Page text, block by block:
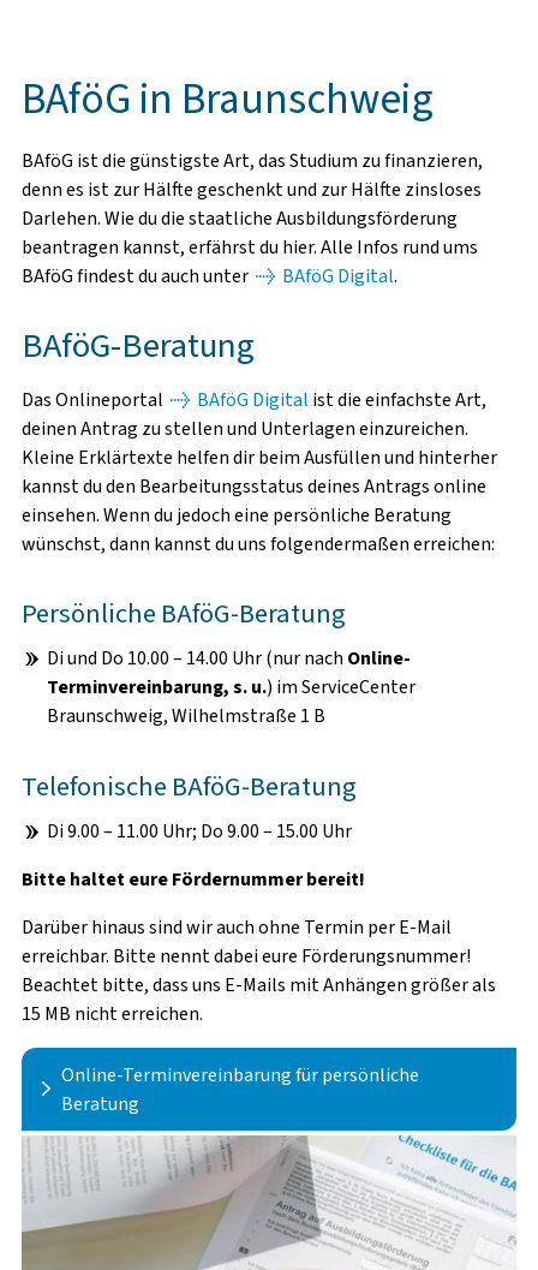
WISSENSWERTES
SOZIAL- UND
STUDIENFINANZIERUNGSBERATUNG
PSYCHOTHERAPEUTISCHE BERATUNG
RECHTSBERATUNG
KITA SPATZENNEST
KITA ZWERGE
FERIENBETREUUNG
FLEXIBLE KINDERBETREUUNG
ANKUNFT & ERSTE SCHRITTE
IM STUDIUM
NACH DEM STUDIUM
BAföG in Braunschweig
BAföG ist die günstigste Art, das Studium zu finanzieren,
denn es ist zur Hälfte geschenkt und zur Hälfte zinsloses
Darlehen. Wie du die staatliche Ausbildungsförderung
beantragen kannst, erfährst du hier. Alle Infos rund ums
BAföG findest du auch unter
BAföG Digital.
BAföG-Beratung
Das Onlineportal BAföG Digital ist die einfachste Art,
deinen Antrag zu stellen und Unterlagen einzureichen.
Kleine Erklärtexte helfen dir beim Ausfüllen und hinterher
kannst du den Bearbeitungsstatus deines Antrags online
einsehen. Wenn du jedoch eine persönliche Beratung
wünschst, dann kannst du uns folgendermaßen erreichen:
Persönliche BAföG-Beratung
Di und Do 10.00 – 14.00 Uhr (nur nach Online-
Terminvereinbarung, s. u.) im ServiceCenter
Braunschweig, Wilhelmstraße 1 B
Telefonische BAföG-Beratung
Di 9.00 – 11.00 Uhr; Do 9.00 – 15.00 Uhr
Bitte haltet eure Fördernummer bereit!
Darüber hinaus sind wir auch ohne Termin per E-Mail
erreichbar. Bitte nennt dabei eure Förderungsnummer!
Beachtet bitte, dass uns E-Mails mit Anhängen größer als
15 MB nicht erreichen.
Online-Terminvereinbarung für persönliche
Beratung
Bitte erscheint pünktlich zum vereinbarten Termin.
zur Terminvereinbarung